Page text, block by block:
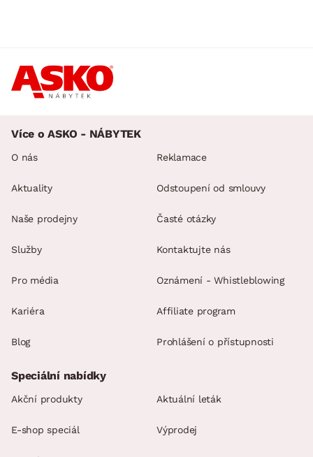
Více o ASKO - NÁBYTEK
O nás
Aktuality
Naše prodejny
Služby
Pro média
Kariéra
Blog
Reklamace
Odstoupení od smlouvy
Časté otázky
Kontaktujte nás
Oznámení - Whistleblowing
Affiliate program
Prohlášení o přístupnosti
Speciální nabídky
Akční produkty Aktuální leták
E-shop speciál Výprodej